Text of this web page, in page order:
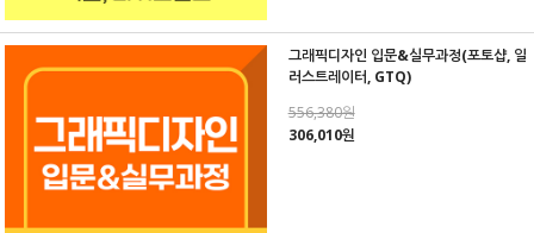
그래픽디자인 입문&실무과정(포토샵, 일
러스트레이터, GTQ)
556,380원
306,010원